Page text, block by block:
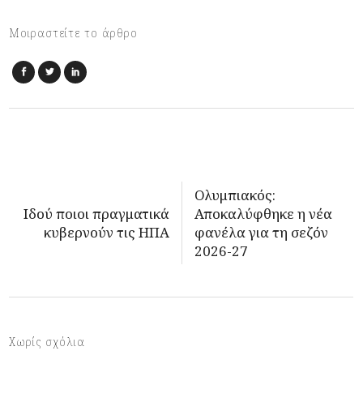
Μοιραστείτε το άρθρο
Ιδού ποιοι πραγματικά
κυβερνούν τις ΗΠΑ
Ολυμπιακός:
Αποκαλύφθηκε η νέα
φανέλα για τη σεζόν
2026-27
Χωρίς σχόλια